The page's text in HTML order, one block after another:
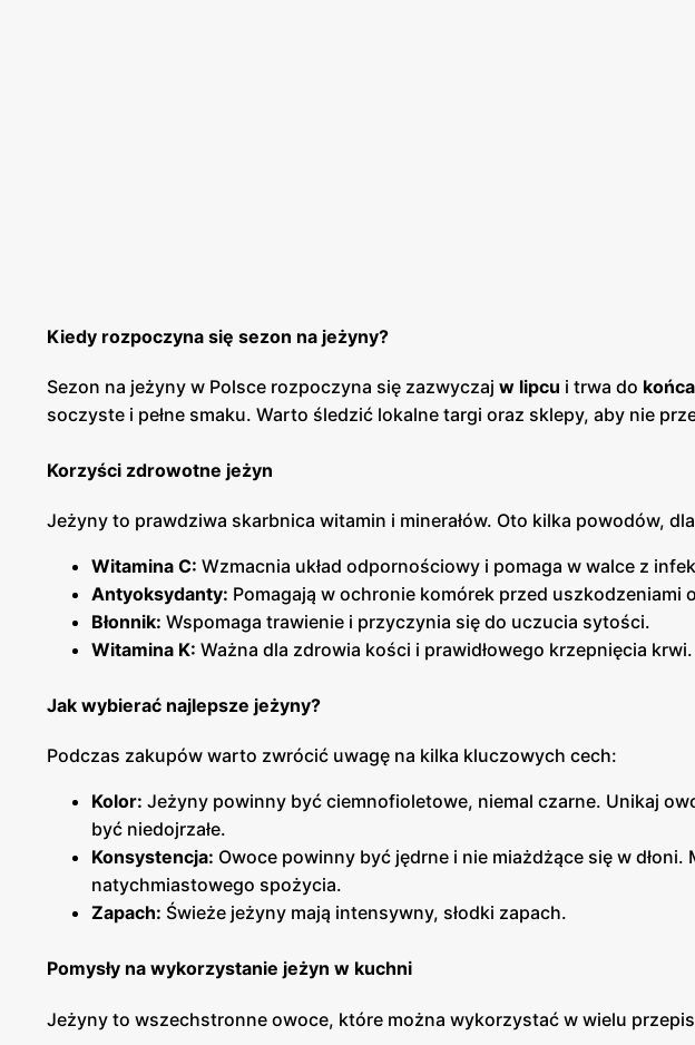
Kiedy rozpoczyna się sezon na jeżyny?
Sezon na jeżyny w Polsce rozpoczyna się zazwyczaj w lipcu i trwa do
soczyste i pełne smaku. Warto śledzić lokalne targi oraz sklepy, aby nie
Korzyści zdrowotne jeżyn
Jeżyny to prawdziwa skarbnica witamin i minerałów. Oto kilka powodów,
Witamina C: Wzmacnia układ odpornościowy i pomaga w walce z
Antyoksydanty: Pomagają w ochronie komórek przed uszkodzeniami
Błonnik: Wspomaga trawienie i przyczynia się do uczucia sytości.
Witamina K: Ważna dla zdrowia kości i prawidłowego krzepnięcia krwi.
Jak wybierać najlepsze jeżyny?
Podczas zakupów warto zwrócić uwagę na kilka kluczowych cech:
Kolor: Jeżyny powinny być ciemnofioletowe, niemal czarne. Unikaj
być niedojrzałe.
Konsystencja: Owoce powinny być jędrne i nie miażdżące się w
natychmiastowego spożycia.
Zapach: Świeże jeżyny mają intensywny, słodki zapach.
Pomysły na wykorzystanie jeżyn w kuchni
Jeżyny to wszechstronne owoce, które można wykorzystać w wielu